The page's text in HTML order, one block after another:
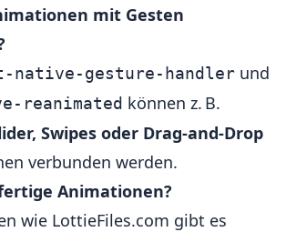
mit Gesten
native-gesture-handler und
reanimated können z. B.
Swipes oder Drag-and-Drop
verbunden werden.
Animationen?
wie LottieFiles.com gibt es